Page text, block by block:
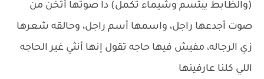
(والظابط يبتسم وشيماء تكمل) دا صوتها أتخن من
صوت أجدعها راجل، واسمها أسم راجل، وحالقه شعرها
زي الرجاله، مفيش فيها حاجه تقول إنها أنثي غير الحاجه
اللي كلنا عارفينها